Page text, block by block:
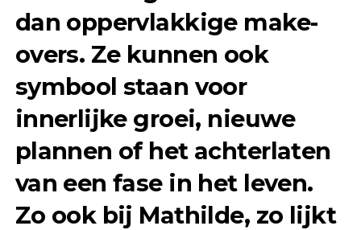
dan oppervlakkige make-
overs. Ze kunnen ook
symbool staan voor
innerlijke groei, nieuwe
plannen of het achterlaten
van een fase in het leven.
Zo ook bij Mathilde, zo lijkt